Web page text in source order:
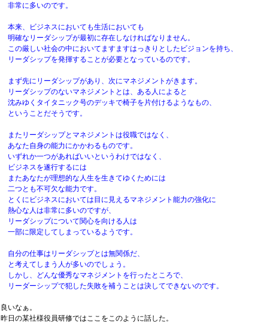
非常に多いのです。
本来、ビジネスにおいても生活においても
明確なリーダシップが最初に存在しなければなりません。
この厳しい社会の中においてますますはっきりとしたビジョンを持ち、
リーダシップを発揮することが必要となっているのです。
まず先にリーダシップがあり、次にマネジメントがきます。
リーダシップのないマネジメントとは、ある人によると
沈みゆくタイタニック号のデッキで椅子を片付けるようなもの、
ということだそうです。
またリーダシップとマネジメントは役職ではなく、
あなた自身の能力にかかわるものです。
いずれか一つがあればいいというわけではなく、
ビジネスを遂行するには
またあなたが理想的な人生を生きてゆくためには
二つとも不可欠な能力です。
とくにビジネスにおいては目に見えるマネジメント能力の強化に
熱心な人は非常に多いのですが、
リーダシップについて関心を向ける人は
一部に限定してしまっているようです。
自分の仕事はリーダシップとは無関係だ、
と考えてしまう人が多いのでしょう。
しかし、どんな優秀なマネジメントを行ったところで、
リーダーシップで犯した失敗を補うことは決してできないのです。
良いなぁ。
昨日の某社様役員研修ではここをこのように話した。